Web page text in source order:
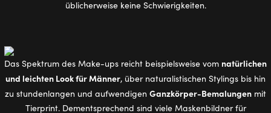
üblicherweise keine Schwierigkeiten.
Das Spektrum des Make-ups reicht beispielsweise vom natürlichen
und leichten Look für Männer, über naturalistischen Stylings bis hin
zu stundenlangen und aufwendigen Ganzkörper-Bemalungen mit
Tierprint. Dementsprechend sind viele Maskenbildner für